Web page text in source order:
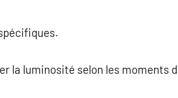
la luminosité selon les moments